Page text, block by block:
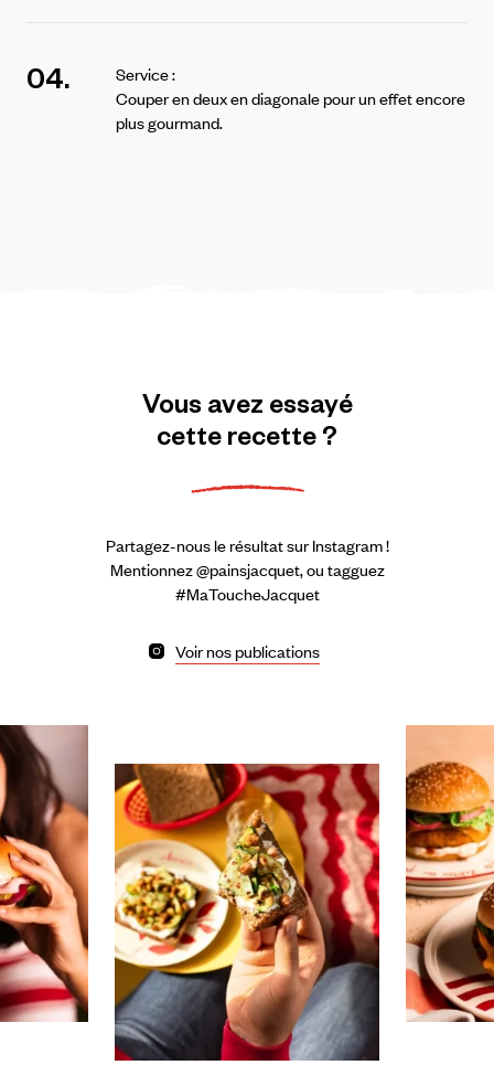
04.
Service :
Couper en deux en diagonale pour un effet encore
plus gourmand.
Vous avez essayé
cetterecette?
Partagez-nous le résultat sur Instagram !
Mentionnez @painsjacquet, ou tagguez
#MaToucheJacquet
Voir nos publications